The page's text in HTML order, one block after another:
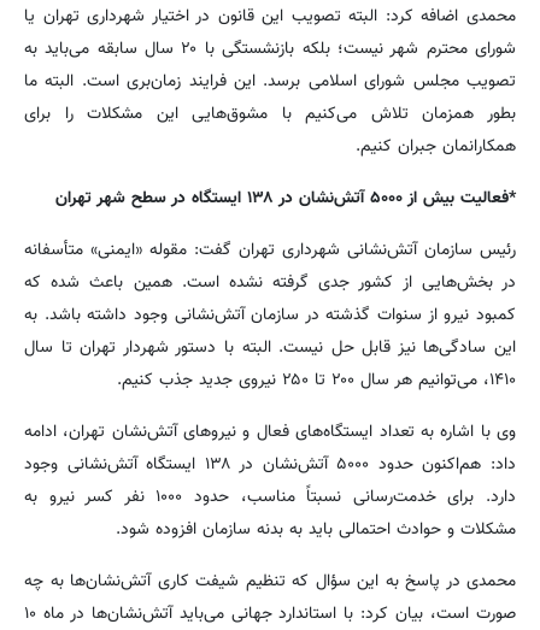
محمدی اضافه کرد: البته تصویب این قانون در اختیار شهرداری تهران یا
شورای محترم شهر نیست؛ بلکه بازنشستگی با ۲۰ سال سابقه می‌باید به
تصویب مجلس شورای اسلامی برسد. این فرایند زمان‌بری است. البته ما
بطور همزمان تلاش می‌کنیم با مشوق‌هایی این مشکلات را برای
همکارانمان جبران کنیم.
*فعالیت بیش از ۵۰۰۰ آتش‌نشان در ۱۳۸ ایستگاه در سطح شهر تهران
رئیس سازمان آتش‌نشانی شهرداری تهران گفت: مقوله «ایمنی» متأسفانه
در بخش‌هایی از کشور جدی گرفته نشده است. همین باعث شده که
کمبود نیرو از سنوات گذشته در سازمان آتش‌نشانی وجود داشته باشد. به
این سادگی‌ها نیز قابل حل نیست. البته با دستور شهردار تهران تا سال
۱۴۱۰، می‌توانیم هر سال ۲۰۰ تا ۲۵۰ نیروی جدید جذب کنیم.
وی با اشاره به تعداد ایستگاه‌های فعال و نیروهای آتش‌نشان تهران، ادامه
داد: هم‌اکنون حدود ۵۰۰۰ آتش‌نشان در ۱۳۸ ایستگاه آتش‌نشانی وجود
دارد. برای خدمت‌رسانی نسبتاً مناسب، حدود ۱۰۰۰ نفر کسر نیرو به
مشکلات و حوادث احتمالی باید به بدنه سازمان افزوده شود.
محمدی در پاسخ به این سؤال که تنظیم شیفت کاری آتش‌نشان‌ها به چه
صورت است، بیان کرد: با استاندارد جهانی می‌باید آتش‌نشان‌ها در ماه ۱۰